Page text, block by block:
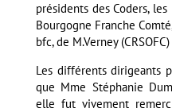
présidents des Coders,
Bourgogne Franche
bfc, de M.Verney
Les différents dirigeants
que Mme Stéphanie
elle fut vivement